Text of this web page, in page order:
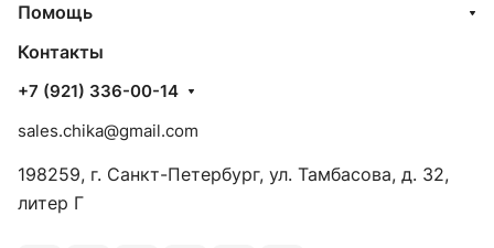
Помощь
Контакты
+7 (921) 336-00-14
sales.chika@gmail.com
198259, г. Санкт-Петербург, ул. Тамбасова, д. 32,
литер Г